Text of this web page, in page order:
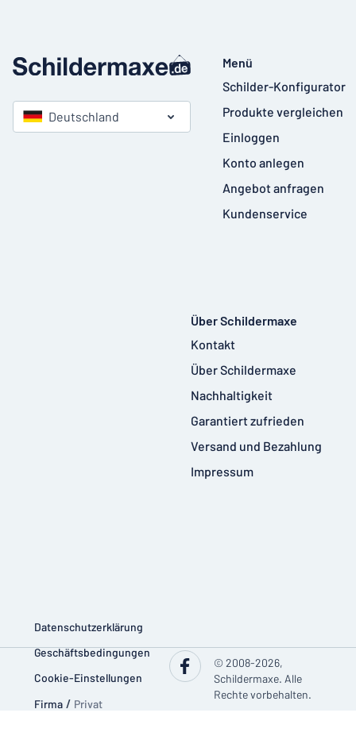
Deutschland
Menü
Schilder-Konfigurator
Produkte vergleichen
Einloggen
Konto anlegen
Angebot anfragen
Kundenservice
Über Schildermaxe
Kontakt
Über Schildermaxe
Nachhaltigkeit
Garantiert zufrieden
Versand und Bezahlung
Impressum
Datenschutzerklärung
Geschäftsbedingungen
Cookie-Einstellungen
Firma / Privat
© 2008-2026,
Schildermaxe. Alle
Rechte vorbehalten.